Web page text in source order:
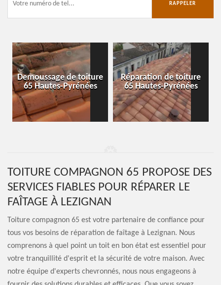
Demoussage de toiture
65 Hautes-Pyrénées
Réparation de toiture
65 Hautes-Pyrénées
TOITURE COMPAGNON 65 PROPOSE DES
SERVICES FIABLES POUR RÉPARER LE
FAÎTAGE À LEZIGNAN
Toiture compagnon 65 est votre partenaire de confiance pour
tous vos besoins de réparation de faîtage à Lezignan. Nous
comprenons à quel point un toit en bon état est essentiel pour
votre tranquillité d'esprit et la sécurité de votre maison. Avec
notre équipe d'experts chevronnés, nous nous engageons à